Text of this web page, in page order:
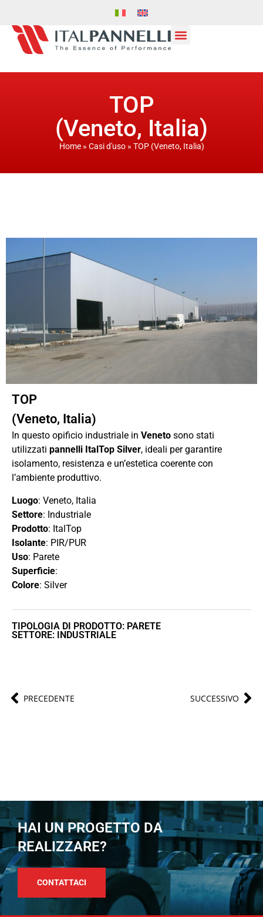
TOP
(Veneto, Italia)
Home» Casi d'uso» TOP (Veneto, Italia)
TOP
(Veneto, Italia)
In questo opificio industriale in Veneto sono stati
utilizzati pannelli ItalTop Silver, ideali per garantire
isolamento, resistenza e un’estetica coerente con
l’ambiente produttivo.
Luogo: Veneto, Italia
Settore: Industriale
Prodotto: ItalTop
Isolante: PIR/PUR
Uso: Parete
Superficie:
Colore: Silver
TIPOLOGIA DI PRODOTTO: PARETE
SETTORE: INDUSTRIALE
PRECEDENTE SUCCESSIVO
HAI UN PROGETTO DA
REALIZZARE?
CONTATTACI